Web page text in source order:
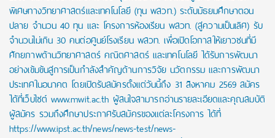
พิเศษทางวิทยาศาสตร์และเทคโนโลยี (ทุน พสวท.) ระดับมัธยมศึกษาตอน
ปลาย จำนวน 40 ทุน และ โครงการห้องเรียน พสวท. (สู่ความเป็นเลิศ) รับ
จำนวนไม่เกิน 30 คนต่อศูนย์โรงเรียน พสวท. เพื่อเปิดโอกาสให้เยาวชนที่มี
ศักยภาพด้านวิทยาศาสตร์ คณิตศาสตร์ และเทคโนโลยี ได้รับการพัฒนา
อย่างเข้มข้นสู่การเป็นกำลังสำคัญด้านการวิจัย นวัตกรรม และการพัฒนา
ประเทศในอนาคต โดยเปิดรับสมัครตั้งแต่วันนี้ถึง 31 สิงหาคม 2569 สมัคร
ได้ที่เว็บไซต์ www.mwit.ac.th ผู้สนใจสามารถอ่านรายละเอียดและคุณสมบัติ
ผู้สมัคร รวมถึงศึกษาประกาศรับสมัครของแต่ละโครงการ ได้ที่
https://www.ipst.ac.th/news/news-test/news-